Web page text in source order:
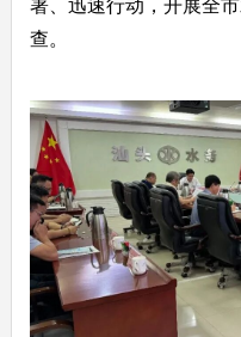
查。